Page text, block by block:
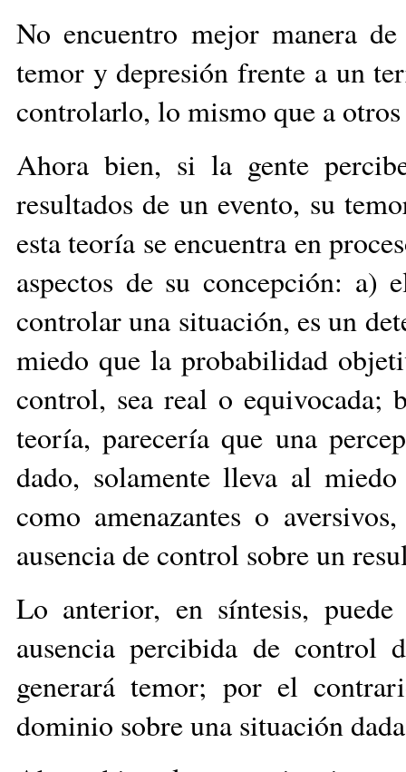
No encuentro mejor manera
temor y depresión frente a un
controlarlo, lo mismo que a
Ahora bien, si la gente
resultados de un evento, su
esta teoría se encuentra en
aspectos de su concepción: a)
controlar una situación, es un
miedo que la probabilidad
control, sea real o equivocada;
teoría, parecería que una
dado, solamente lleva al
como amenazantes o
ausencia de control sobre un
Lo anterior, en síntesis,
ausencia percibida de control
generará temor; por el
dominio sobre una situación